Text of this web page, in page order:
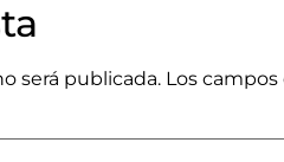
será publicada. Los